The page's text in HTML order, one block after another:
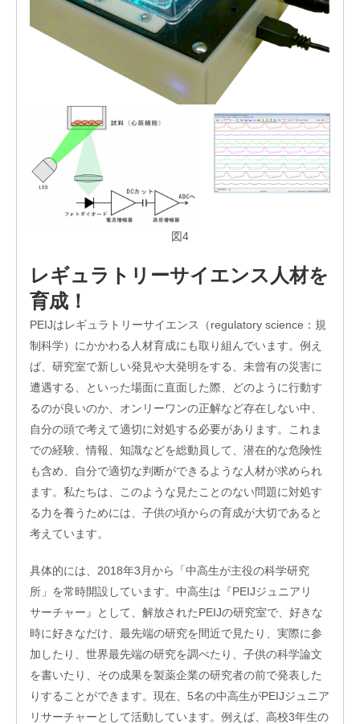
図4
レギュラトリーサイエンス人材を
育成！
PEIJはレギュラトリーサイエンス（regulatory science：規
制科学）にかかわる人材育成にも取り組んでいます。例え
ば、研究室で新しい発見や大発明をする、未曾有の災害に
遭遇する、といった場面に直面した際、どのように行動す
るのが良いのか、オンリーワンの正解など存在しない中、
自分の頭で考えて適切に対処する必要があります。これま
での経験、情報、知識などを総動員して、潜在的な危険性
も含め、自分で適切な判断ができるような人材が求められ
ます。私たちは、このような見たことのない問題に対処す
る力を養うためには、子供の頃からの育成が大切であると
考えています。
具体的には、2018年3月から「中高生が主役の科学研究
所」を常時開設しています。中高生は『PEIJジュニアリ
サーチャー』として、解放されたPEIJの研究室で、好きな
時に好きなだけ、最先端の研究を間近で見たり、実際に参
加したり、世界最先端の研究を調べたり、子供の科学論文
を書いたり、その成果を製薬企業の研究者の前で発表した
りすることができます。現在、5名の中高生がPEIJジュニア
リサーチャーとして活動しています。例えば、高校3年生の